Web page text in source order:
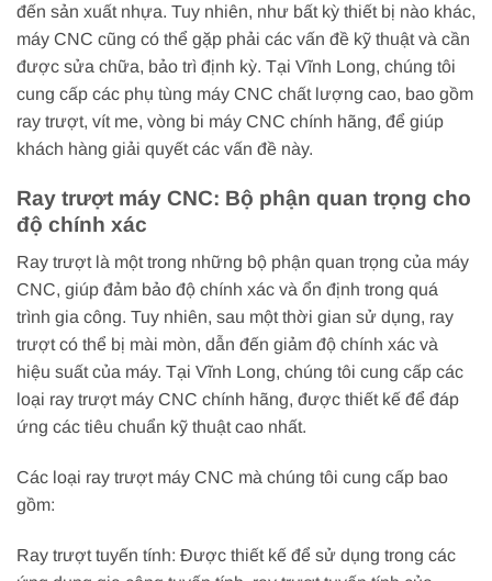
đến sản xuất nhựa. Tuy nhiên, như bất kỳ thiết bị nào khác,
máy CNC cũng có thể gặp phải các vấn đề kỹ thuật và cần
được sửa chữa, bảo trì định kỳ. Tại Vĩnh Long, chúng tôi
cung cấp các phụ tùng máy CNC chất lượng cao, bao gồm
ray trượt, vít me, vòng bi máy CNC chính hãng, để giúp
khách hàng giải quyết các vấn đề này.
Ray trượt máy CNC: Bộ phận quan trọng cho
độ chính xác
Ray trượt là một trong những bộ phận quan trọng của máy
CNC, giúp đảm bảo độ chính xác và ổn định trong quá
trình gia công. Tuy nhiên, sau một thời gian sử dụng, ray
trượt có thể bị mài mòn, dẫn đến giảm độ chính xác và
hiệu suất của máy. Tại Vĩnh Long, chúng tôi cung cấp các
loại ray trượt máy CNC chính hãng, được thiết kế để đáp
ứng các tiêu chuẩn kỹ thuật cao nhất.
Các loại ray trượt máy CNC mà chúng tôi cung cấp bao
gồm:
Ray trượt tuyến tính: Được thiết kế để sử dụng trong các